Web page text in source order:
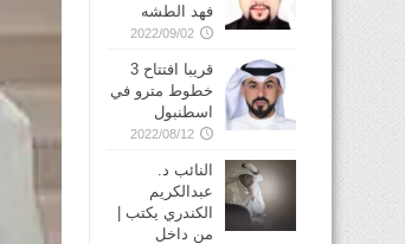
فهد الطشه
2022/09/02
قريبا افتتاح 3
خطوط مترو في
2022/08/12
النائب د.
عبدالكريم
الكندري يكتب |
من داخل